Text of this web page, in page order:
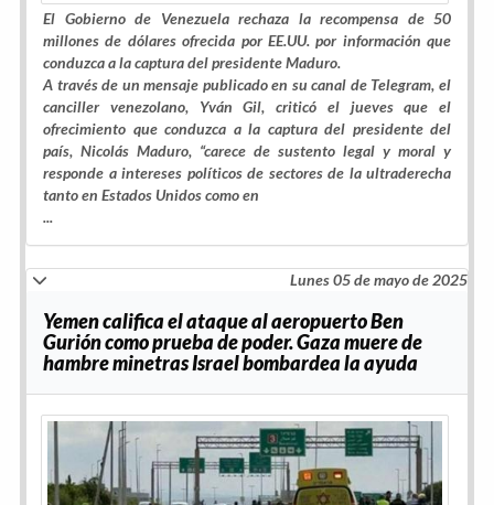
El Gobierno de Venezuela rechaza la recompensa de 50
millones de dólares ofrecida por EE.UU. por información que
conduzca a la captura del presidente Maduro.
A través de un mensaje publicado en su canal de Telegram, el
canciller venezolano, Yván Gil, criticó el jueves que el
ofrecimiento que conduzca a la captura del presidente del
país, Nicolás Maduro, “carece de sustento legal y moral y
responde a intereses políticos de sectores de la ultraderecha
tanto en Estados Unidos como en
...
Lunes 05 de mayo de 2025
Yemen califica el ataque al aeropuerto Ben
Gurión como prueba de poder. Gaza muere de
hambre minetras Israel bombardea la ayuda